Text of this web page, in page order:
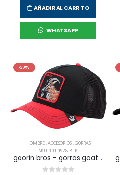
AÑADIR AL CARRITO
WHATSAPP
-50%
HOMBRE,ACCESORIOS,GORRAS
SKU: 101-1928-BLK
goorin bros - gorras goat steer para hombre